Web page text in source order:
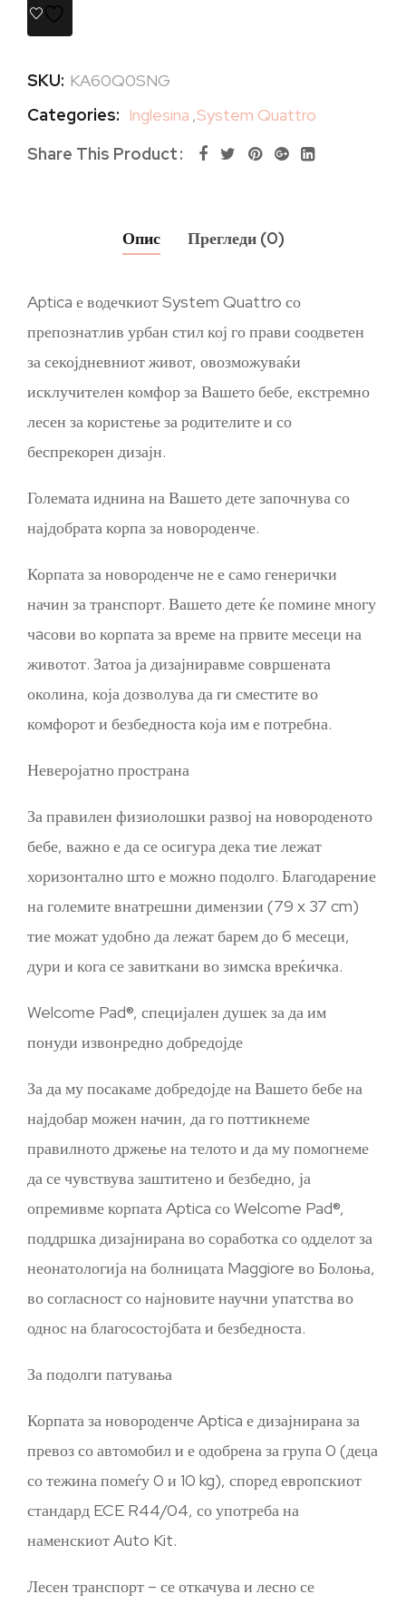
SKU: KA60Q0SNG
Categories: Inglesina ,System Quattro
Share This Product
Опис Прегледи (0)
Aptica е водечкиот System Quattro со
препознатлив урбан стил кој го прави соодветен
за секојдневниот живот, овозможуваќи
исклучителен комфор за Вашето бебе, екстремно
лесен за користење за родителите и со
беспрекорен дизајн.
Големата иднина на Вашето дете започнува со
најдобрата корпа за новороденче.
Корпата за новороденче не е само генерички
начин за транспорт. Вашето дете ќе помине многу
чaсови во корпата за време на првите месеци на
животот. Затоа ја дизајниравме совршената
околина, која дозволува да ги сместите во
комфорот и безбедноста која им е потребна.
Неверојатно пространа
За правилен физиолошки развој на новороденото
бебе, важно е да се осигура дека тие лежат
хоризонтално што е можно подолго. Благодарение
на големите внатрешни димензии (79 x 37 cm)
тие можат удобно да лежат барем до 6 месеци,
дури и кога се завиткани во зимска вреќичка.
Welcome Pad®, специјален душек за да им
понуди извонредно добредојде
За да му посакаме добредојде на Вашето бебе на
најдобар можен начин, да го поттикнеме
правилното држење на телото и да му помогнеме
да се чувствува заштитено и безбедно, ја
опремивме корпата Aptica со Welcome Pad®,
поддршка дизајнирана во соработка со одделот за
неонатологија на болницата Maggiore во Болоња,
во согласност со најновите научни упатства во
однос на благосостојбата и безбедноста.
За подолги патувања
Корпата за новороденче Aptica е дизајнирана за
превоз со автомобил и е одобрена за група 0 (деца
со тежина помеѓу 0 и 10 kg), според европскиот
стандард ECE R44/04, со употреба на
наменскиот Auto Kit.
Лесен транспорт – се откачува и лесно се